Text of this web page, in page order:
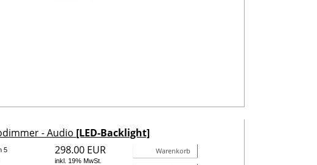
- Audio [LED-Backlight]
298.00 EUR
inkl. 19% MwSt.
Warenkorb